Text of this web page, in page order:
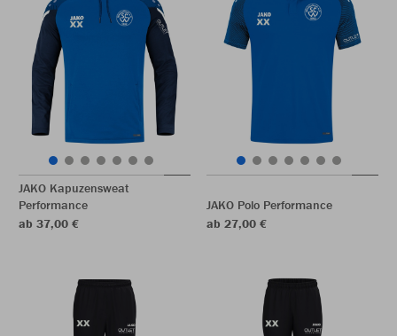
JAKO Kapuzensweat
Performance
ab 37,00 €
JAKO Polo Performance
ab 27,00 €